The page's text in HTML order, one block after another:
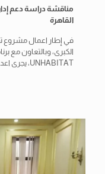
مناقشة دراسة دعم
القاهرة
في إطار اعمال مشروع
الكبرى، وبالتعاون مع
UNHABITAT، يجرى اعداد دراسة لدعم ادارة وتطوير المناطق